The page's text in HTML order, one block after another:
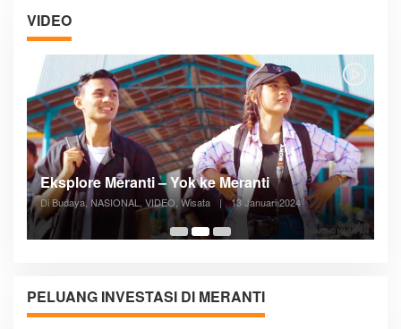
VIDEO
05:08
Posyandu Melayani Semua Siklus Hidup
Di ADVERTORIAL, Kesehatan, VIDEO 27 Desember 2023
PELUANG INVESTASI DI MERANTI